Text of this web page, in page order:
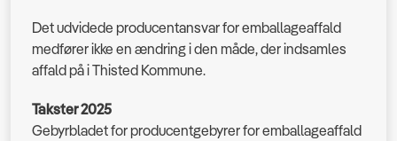
Det udvidede producentansvar for emballageaffald
medfører ikke en ændring i den måde, der indsamles
affald på i Thisted Kommune.
Takster 2025
Gebyrbladet for producentgebyrer for emballageaffald